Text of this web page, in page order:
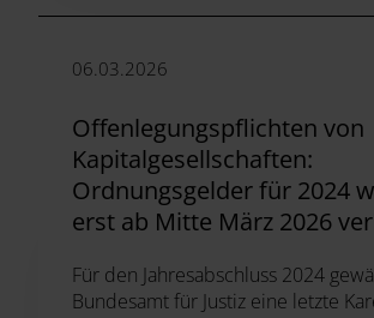
06.03.2026
Offenlegungspflichten von
Kapitalgesellschaften:
Ordnungsgelder für 2024
erst ab Mitte März 2026
Für den Jahresabschluss 2024
Bundesamt für Justiz eine letzte